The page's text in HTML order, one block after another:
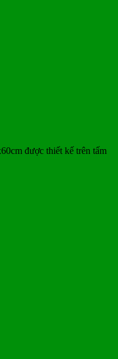
được thiết kế trên tấm